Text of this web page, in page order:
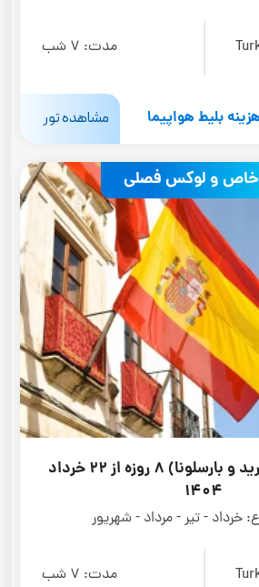
مدت: 7 شب
مشاهده تور
خاص و لوکس فصلی
تور اسپانیا (مادرید و بارسلونا) 8 روزه از 22 خرداد
1404
خرداد - تیر - مرداد - شهریور
مدت: 7 شب